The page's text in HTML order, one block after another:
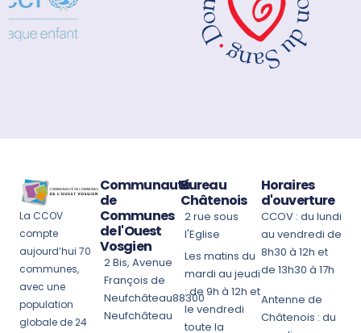
La CCOV
compte
aujourd’hui 70
communes,
avec une
population
globale de 24
Communauté
de
Communes
de l'Ouest
Vosgien
2 Bis, Avenue
François de
Neufchâteau88300
Neufchâteau
Bureau
Châtenois
2 rue sous
l'Eglise
Les matins du
mardi au jeudi
: de 9h à 12h et
le vendredi
toute la
Horaires
d'ouverture
CCOV : du lundi
au vendredi de
8h30 à 12h et
de 13h30 à 17h
Antenne de
Châtenois : du